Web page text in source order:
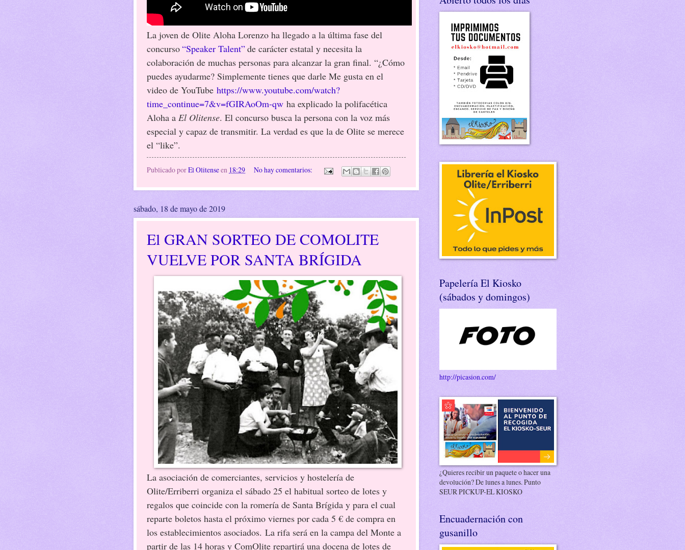
La joven de Olite Aloha Lorenzo ha llegado a la última fase del
concurso“Speaker Talent”de carácter estatal y necesita la
colaboración de muchas personas para alcanzar la gran final. “¿Cómo
puedes ayudarme? Simplemente tienes que darle Me gusta en el
video de YouTube https://www.youtube.com/watch?
time_continue=7&v=fGIRAoOm-qw ha explicado la polifacética
Aloha a El Olitense. El concurso busca la persona con la voz más
especial y capaz de transmitir. La verdad es que la de Olite se merece
el “like”.
Publicado porEl Olitenseen 18:29 No hay comentarios:
sábado, 18 de mayo de 2019
El GRAN SORTEO DE COMOLITE
VUELVE POR SANTA BRÍGIDA
La asociación de comerciantes, servicios y hostelería de
Olite/Erriberri organiza el sábado 25 el habitual sorteo de lotes y
regalos que coincide con la romería de Santa Brígida y para el cual
reparte boletos hasta el próximo viernes por cada 5 € de compra en
los establecimientos asociados. La rifa será en la campa del Monte a
partir de las 14 horas y ComOlite repartirá una docena de lotes de
Papelería El Kiosko
(sábados y domingos)
http://picasion.com/
¿Quieres recibir un paquete o hacer una
devolución? De lunes a lunes. Punto
SEUR PICKUP-EL KIOSKO
Encuadernación con
gusanillo